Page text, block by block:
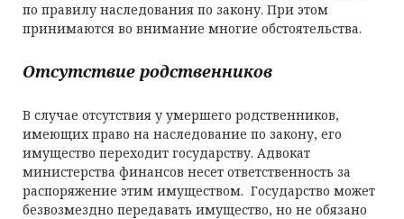
по правилу наследования по закону. При этом
принимаются во внимание многие обстоятельства.
Отсутствие родственников
В случае отсутствия у умершего родственников,
имеющих право на наследование по закону, его
имущество переходит государству. Адвокат
министерства финансов несет ответственность за
распоряжение этим имуществом. Государство может
безвозмездно передавать имущество, но не обязано